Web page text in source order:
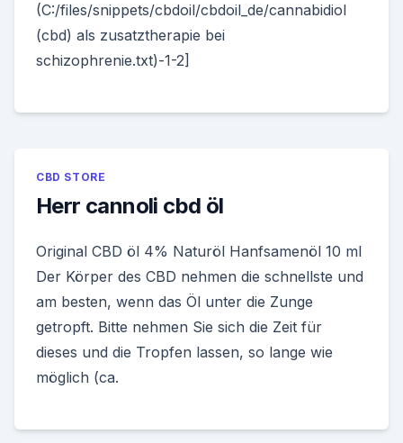
(C:/files/snippets/cbdoil/cbdoil_de/cannabidiol
(cbd) als zusatztherapie bei
schizophrenie.txt)-1-2]
CBD STORE
Herr cannoli cbd öl
Original CBD öl 4% Naturöl Hanfsamenöl 10 ml
Der Körper des CBD nehmen die schnellste und
am besten, wenn das Öl unter die Zunge
getropft. Bitte nehmen Sie sich die Zeit für
dieses und die Tropfen lassen, so lange wie
möglich (ca.